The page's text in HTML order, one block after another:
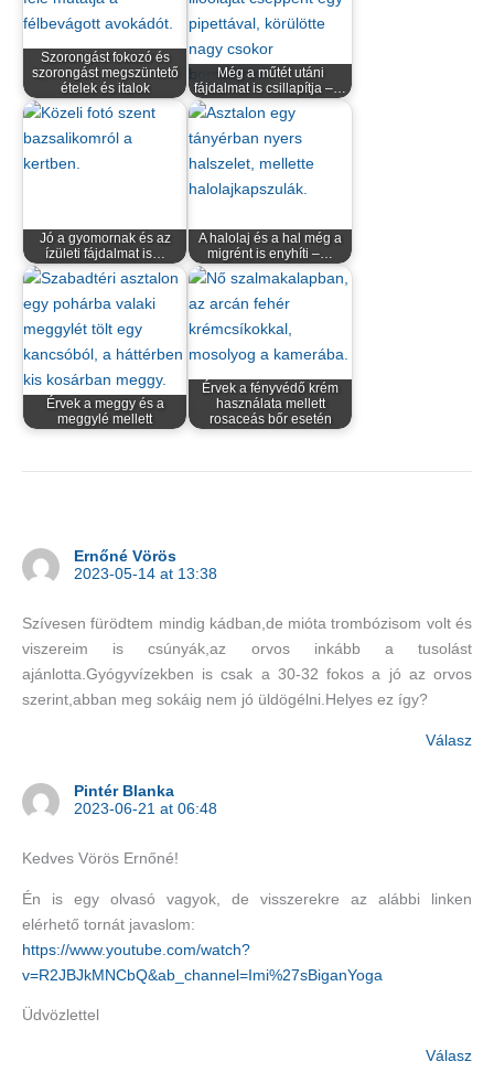
Szorongást fokozó és
szorongást megszüntető
ételek és italok
Még a műtét utáni
fájdalmat is csillapítja –…
Jó a gyomornak és az
ízületi fájdalmat is…
A halolaj és a hal még a
migrént is enyhíti –…
Érvek a meggy és a
meggylé mellett
Érvek a fényvédő krém
használata mellett
rosaceás bőr esetén
Ernőné Vörös
2023-05-14 at 13:38
Szívesen fürödtem mindig kádban,de mióta trombózisom volt és
viszereim is csúnyák,az orvos inkább a tusolást
ajánlotta.Gyógyvízekben is csak a 30-32 fokos a jó az orvos
szerint,abban meg sokáig nem jó üldögélni.Helyes ez így?
Válasz
Pintér Blanka
2023-06-21 at 06:48
Kedves Vörös Ernőné!
Én is egy olvasó vagyok, de visszerekre az alábbi linken
elérhető tornát javaslom:
https://www.youtube.com/watch?
v=R2JBJkMNCbQ&ab_channel=Imi%27sBiganYoga
Üdvözlettel
Válasz